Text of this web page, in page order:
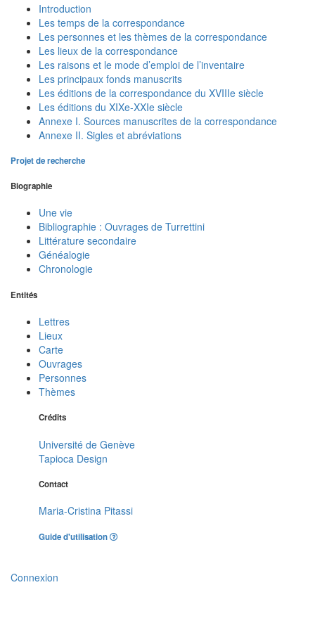
Introduction
Les temps de la correspondance
Les personnes et les thèmes de la correspondance
Les lieux de la correspondance
Les raisons et le mode d’emploi de l’inventaire
Les principaux fonds manuscrits
Les éditions de la correspondance du XVIIIe siècle
Les éditions du XIXe-XXIe siècle
Annexe I. Sources manuscrites de la correspondance
Annexe II. Sigles et abréviations
Projet de recherche
Biographie
Une vie
Bibliographie : Ouvrages de Turrettini
Littérature secondaire
Généalogie
Chronologie
Entités
Lettres
Lieux
Carte
Ouvrages
Personnes
Thèmes
Crédits
Université de Genève
Tapioca Design
Contact
Maria-Cristina Pitassi
Guide d'utilisation
Connexion